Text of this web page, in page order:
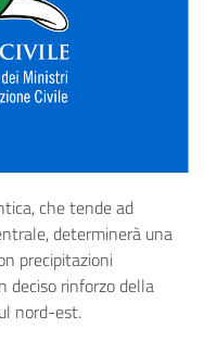
che tende ad
determinerà una
precipitazioni
deciso rinforzo della
nord-est.